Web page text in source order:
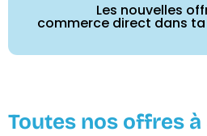
Les nouvelles
commerce direct dans
Toutes nos offres à